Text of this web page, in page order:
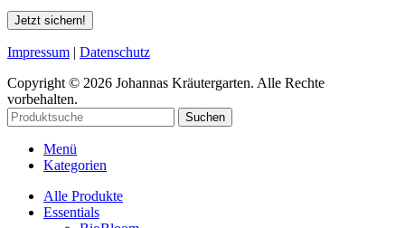
Jetzt sichern!
Impressum | Datenschutz
Copyright © 2026 Johannas Kräutergarten. Alle Rechte
vorbehalten.
Suchen
Menü
Kategorien
Alle Produkte
Essentials